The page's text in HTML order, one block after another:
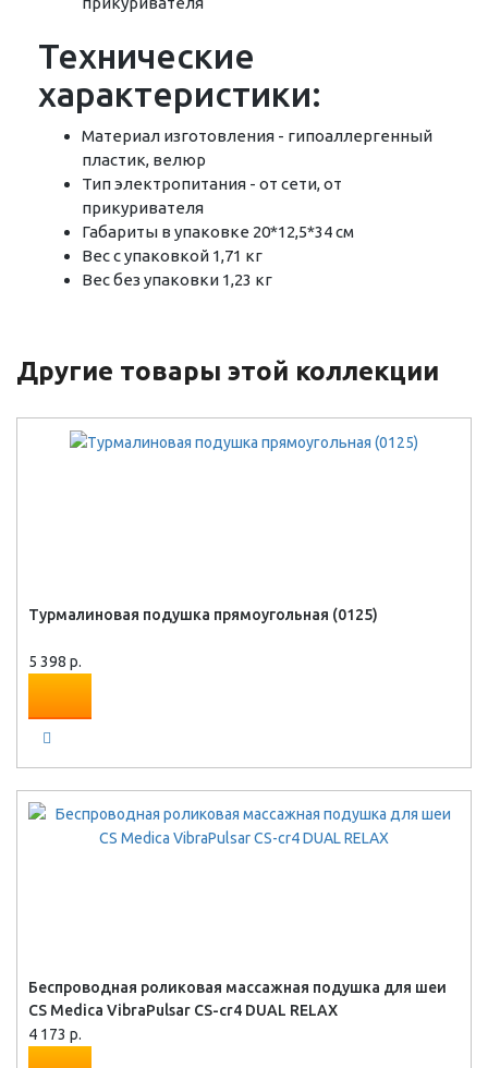
Технические
характеристики:
Материал изготовления - гипоаллергенный
пластик, велюр
Тип электропитания - от сети, от
прикуривателя
Габариты в упаковке 20*12,5*34 см
Вес с упаковкой 1,71 кг
Вес без упаковки 1,23 кг
Другие товары этой коллекции
Турмалиновая подушка прямоугольная (0125)
5 398 р.
Беспроводная роликовая массажная подушка для шеи
CS Medica VibraPulsar CS-cr4 DUAL RELAX
4 173 р.